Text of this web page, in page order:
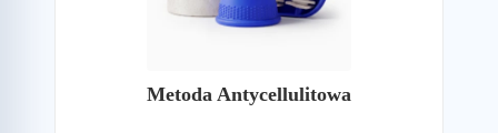
Metoda Antycellulitowa